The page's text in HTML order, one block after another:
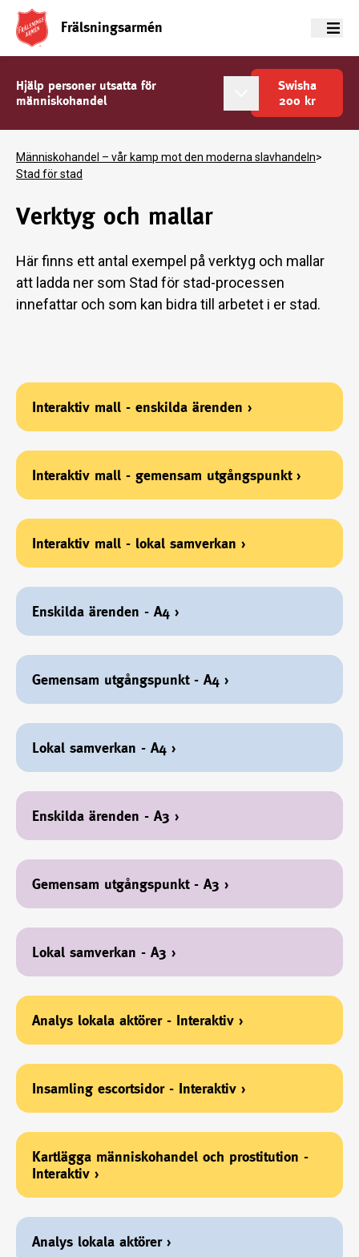
Frälsningsarmén Meny
Hjälp personer utsatta för
människohandel
Swisha
200 kr
Människohandel – vår kamp mot den moderna slavhandeln>
Stad för stad
Verktyg och mallar
Här finns ett antal exempel på verktyg och mallar
att ladda ner som Stad för stad-processen
innefattar och som kan bidra till arbetet i er stad.
Interaktiv mall - enskilda ärenden ›
Interaktiv mall - gemensam utgångspunkt›
Interaktiv mall - lokal samverkan ›
Enskilda ärenden - A4 ›
Gemensam utgångspunkt - A4 ›
Lokal samverkan - A4 ›
Enskilda ärenden - A3 ›
Gemensam utgångspunkt - A3 ›
Lokal samverkan - A3 ›
Analys lokala aktörer - Interaktiv ›
Insamling escortsidor - Interaktiv ›
Kartlägga människohandel och prostitution -
Interaktiv ›
Analys lokala aktörer›